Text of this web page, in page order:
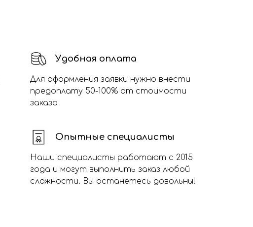
Удобная оплата
Для оформления заявки нужно внести
предоплату 50-100% от стоимости
заказа
Опытные специалисты
Наши специалисты работают с 2015
года и могут выполнить заказ любой
сложности. Вы останетесь довольны!